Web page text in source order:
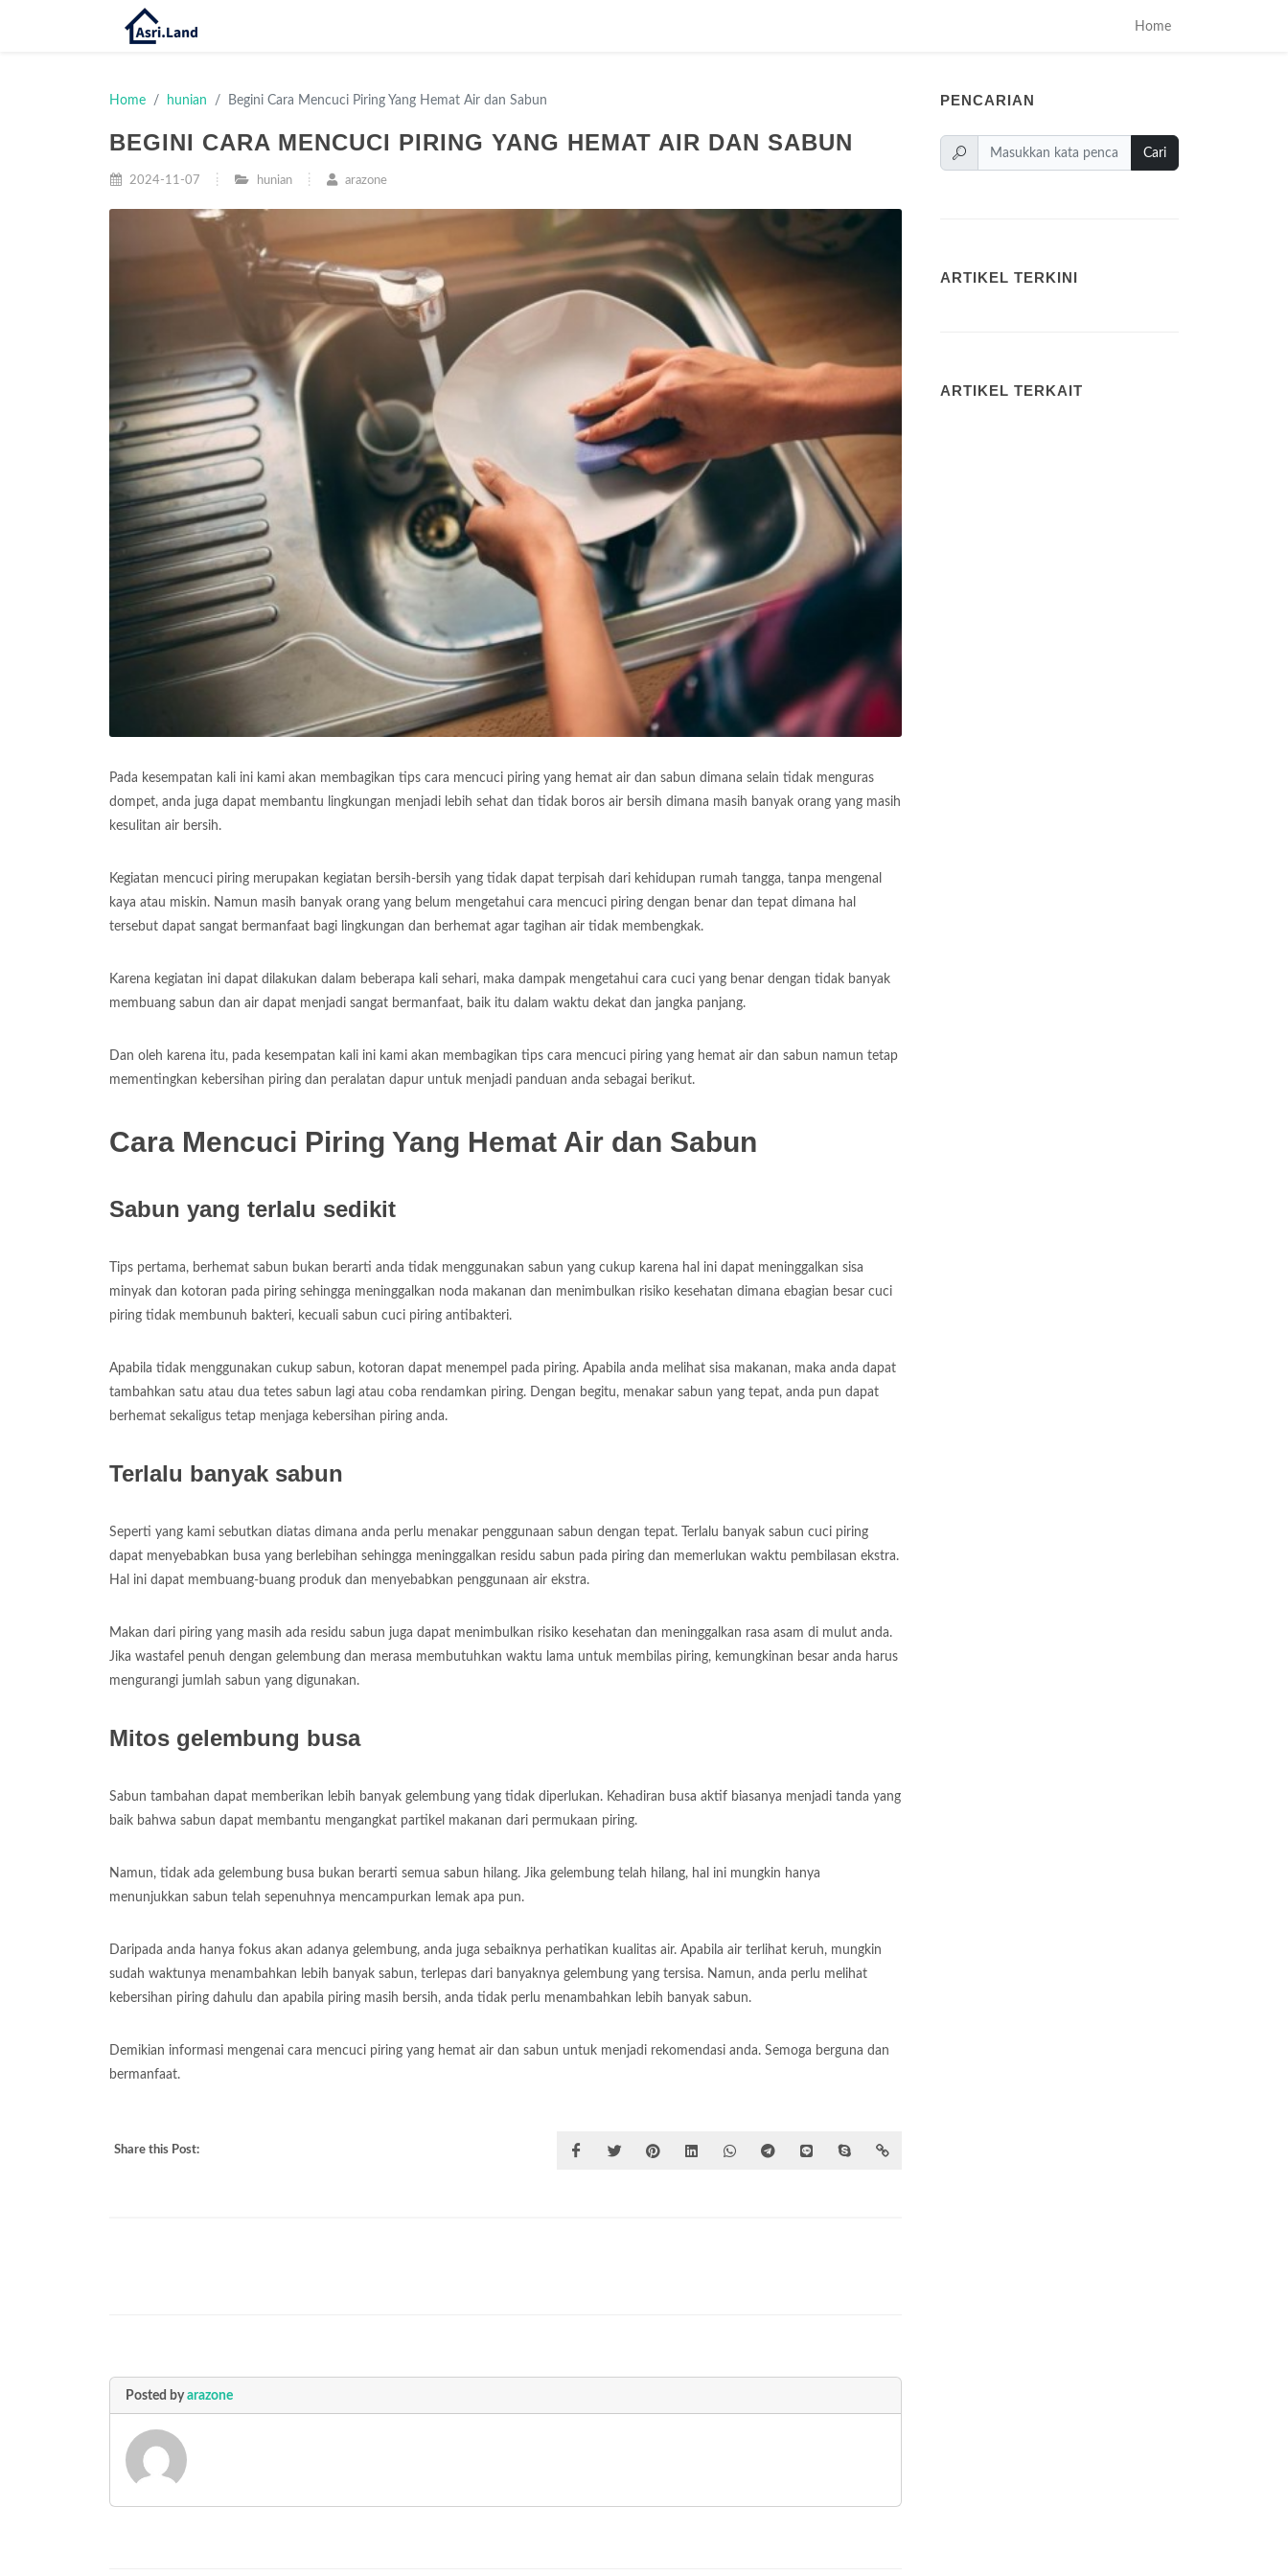
Home
Home hunian Begini Cara Mencuci Piring Yang Hemat Air dan Sabun
BEGINI CARA MENCUCI PIRING YANG HEMAT AIR DAN SABUN
2024-11-07 hunian arazone
Pada kesempatan kali ini kami akan membagikan tips cara mencuci piring yang hemat air dan sabun dimana selain tidak menguras
dompet, anda juga dapat membantu lingkungan menjadi lebih sehat dan tidak boros air bersih dimana masih banyak orang yang masih
kesulitan air bersih.
Kegiatan mencuci piring merupakan kegiatan bersih-bersih yang tidak dapat terpisah dari kehidupan rumah tangga, tanpa mengenal
kaya atau miskin. Namun masih banyak orang yang belum mengetahui cara mencuci piring dengan benar dan tepat dimana hal
tersebut dapat sangat bermanfaat bagi lingkungan dan berhemat agar tagihan air tidak membengkak.
Karena kegiatan ini dapat dilakukan dalam beberapa kali sehari, maka dampak mengetahui cara cuci yang benar dengan tidak banyak
membuang sabun dan air dapat menjadi sangat bermanfaat, baik itu dalam waktu dekat dan jangka panjang.
Dan oleh karena itu, pada kesempatan kali ini kami akan membagikan tips cara mencuci piring yang hemat air dan sabun namun tetap
mementingkan kebersihan piring dan peralatan dapur untuk menjadi panduan anda sebagai berikut.
Cara Mencuci Piring Yang Hemat Air dan Sabun
Sabun yang terlalu sedikit
Tips pertama, berhemat sabun bukan berarti anda tidak menggunakan sabun yang cukup karena hal ini dapat meninggalkan sisa
minyak dan kotoran pada piring sehingga meninggalkan noda makanan dan menimbulkan risiko kesehatan dimana ebagian besar cuci
piring tidak membunuh bakteri, kecuali sabun cuci piring antibakteri.
Apabila tidak menggunakan cukup sabun, kotoran dapat menempel pada piring. Apabila anda melihat sisa makanan, maka anda dapat
tambahkan satu atau dua tetes sabun lagi atau coba rendamkan piring. Dengan begitu, menakar sabun yang tepat, anda pun dapat
berhemat sekaligus tetap menjaga kebersihan piring anda.
Terlalu banyak sabun
Seperti yang kami sebutkan diatas dimana anda perlu menakar penggunaan sabun dengan tepat. Terlalu banyak sabun cuci piring
dapat menyebabkan busa yang berlebihan sehingga meninggalkan residu sabun pada piring dan memerlukan waktu pembilasan ekstra.
Hal ini dapat membuang-buang produk dan menyebabkan penggunaan air ekstra.
Makan dari piring yang masih ada residu sabun juga dapat menimbulkan risiko kesehatan dan meninggalkan rasa asam di mulut anda.
Jika wastafel penuh dengan gelembung dan merasa membutuhkan waktu lama untuk membilas piring, kemungkinan besar anda harus
mengurangi jumlah sabun yang digunakan.
Mitos gelembung busa
Sabun tambahan dapat memberikan lebih banyak gelembung yang tidak diperlukan. Kehadiran busa aktif biasanya menjadi tanda yang
baik bahwa sabun dapat membantu mengangkat partikel makanan dari permukaan piring.
Namun, tidak ada gelembung busa bukan berarti semua sabun hilang. Jika gelembung telah hilang, hal ini mungkin hanya
menunjukkan sabun telah sepenuhnya mencampurkan lemak apa pun.
Daripada anda hanya fokus akan adanya gelembung, anda juga sebaiknya perhatikan kualitas air. Apabila air terlihat keruh, mungkin
sudah waktunya menambahkan lebih banyak sabun, terlepas dari banyaknya gelembung yang tersisa. Namun, anda perlu melihat
kebersihan piring dahulu dan apabila piring masih bersih, anda tidak perlu menambahkan lebih banyak sabun.
Demikian informasi mengenai cara mencuci piring yang hemat air dan sabun untuk menjadi rekomendasi anda. Semoga berguna dan
bermanfaat.
Share this Post:
Posted byarazone
PENCARIAN
Cari
ARTIKEL TERKINI
ARTIKEL TERKAIT